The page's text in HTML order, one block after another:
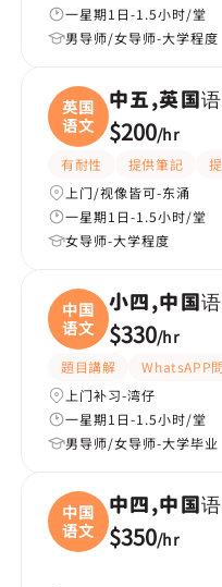
一星期1日-1.5小时/堂
男导师/女导师-大学程度
英国
语文
中五,英国
$200/hr
有耐性 提供筆記
上门/视像皆可-东涌
一星期1日-1.5小时/堂
女导师-大学程度
中国
语文
小四,中国
$330/hr
題目講解 WhatsAPP
上门补习-湾仔
一星期1日-1.5小时/堂
男导师/女导师-大学毕业
中国
语文
中四,中国
$350/hr